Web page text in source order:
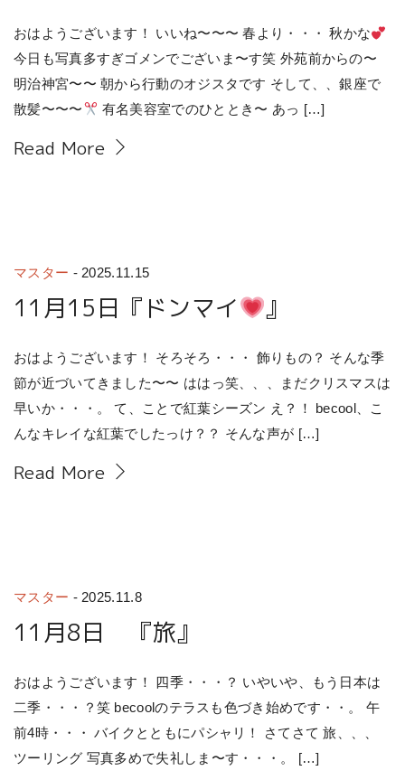
おはようございます！ いいね〜〜〜 春より・・・ 秋かな
今日も写真多すぎゴメンでございま〜す笑 外苑前からの〜
明治神宮〜〜 朝から行動のオジスタです そして、、銀座で
散髪〜〜〜
有名美容室でのひととき〜 あっ […]
Read More
マスター - 2025.11.15
11月15日『ドンマイ 』
おはようございます！ そろそろ・・・ 飾りもの？ そんな季
節が近づいてきました〜〜 ははっ笑、、、まだクリスマスは
早いか・・・。 て、ことで紅葉シーズン え？！ becool、こ
んなキレイな紅葉でしたっけ？？ そんな声が […]
Read More
マスター - 2025.11.8
11月8日 『旅』
おはようございます！ 四季・・・？ いやいや、もう日本は
二季・・・？笑 becoolのテラスも色づき始めです・・。 午
前4時・・・ バイクとともにパシャリ！ さてさて 旅、、、
ツーリング 写真多めで失礼しま〜す・・・。 […]